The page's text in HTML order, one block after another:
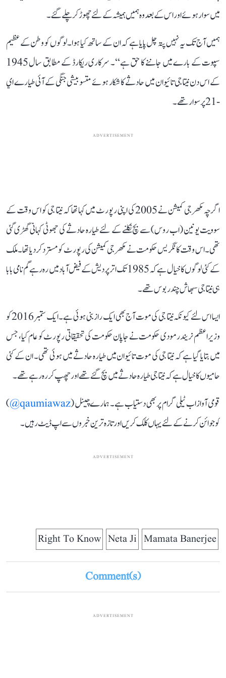
میں سوار ہوئے اور اس کے بعد وہ ہمیں ہمیشہ کے لئے چھوڑ کر چلے گئے۔
ہمیں آج تک یہ نہیں پتہ چل پایا ہے کہ ان کے ساتھ کیا ہوا۔ لوگوں کو وطن کے عظیم
سپوت کے بارے میں جاننے کا حق ہے‘‘۔ سرکاری ریکارڈ کے مطابق سال 1945
کے اس دن نیتا جی تائیوان میں حادثے کا شکار ہوئے متسوبیشی جنگی کے آئی طیارے اي
-21 پر سوار تھے۔
ADVERTISEMENT
اگرچہ مکھرجی کمیشن نے 2005 کی اپنی رپورٹ میں کہا تھا کہ نیتا جی کو اس وقت کے
سوویت یونین (اب روس) سے بچ نکلنے کے لئے طیارہ حادثے کی جھوٹی کہانی گھڑی گئی
تھی۔ اس وقت کانگریس حکومت نے مکھرجی کمیشن کی رپورٹ کو مسترد کر دیا تھا۔ ملک
کے کئی لوگوں کا خیال ہے کہ 1985 تک اتر پردیش کے فیض آباد میں رہ رہے گم نامی بابا
ہی نیتا جی سبھاش چندر بوس تھے۔
ایسا اس لئے کیونکہ نیتا جی کی موت آج بھی ایک راز بنی ہوئی ہے۔ ایک ستمبر 2016 کو
وزیر اعظم نریندر مودی حکومت نے جاپان حکومت کی تحقیقاتی رپورٹ کو عام کیا، جس
میں بتایا گیا ہے کہ نیتا جی کی موت تائیوان میں طیارہ حادثے میں ہوئی تھی۔ ان کے کئی
حامیوں کا خیال ہے کہ نیتا جی طیارہ حادثے میں بچ گئے تھے اور چھپ کر رہ رہے تھے۔
قومی آواز اب ٹیلی گرام پر بھی دستیاب ہے۔ ہمارے چینل (qaumiawaz@
)
کو جوائن کرنے کے لئے یہاں کلک کریں اور تازہ ترین خبروں سے اپ ڈیٹ رہیں۔
ADVERTISEMENT
Mamata Banerjee
Neta Ji
Right To Know
Comment(s)
ADVERTISEMENT